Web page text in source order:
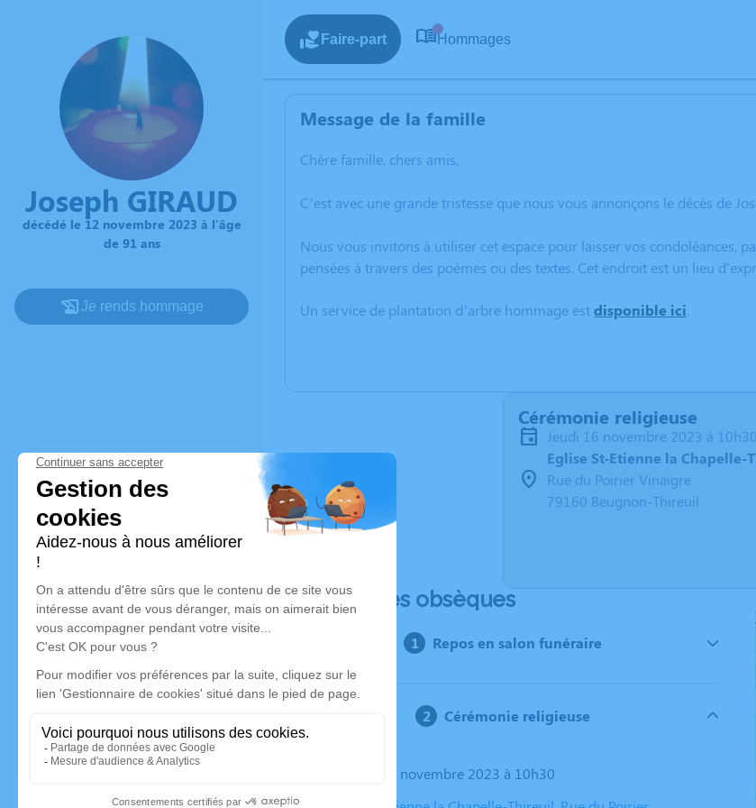
Joseph GIRAUD
décédé le 12 novembre 2023 à l'âge
de 91 ans
Je rends hommage
Faire-part Hommages
Message de la famille
Chère famille, chers amis,
C’est avec une grande tristesse que nous vous annonçons le décès de
Nous vous invitons à utiliser cet espace pour laisser vos condoléances,
pensées à travers des poèmes ou des textes. Cet endroit est un lieu
Un service de plantation d’arbre hommage estdisponible ici.
Cérémonie religieuse
jeudi 16 novembre 2023 à 10h30
Eglise St-Etienne la
Rue du Poirier Vinaigre
79160 Beugnon-Thireuil
Déroulé des obsèques
Repos en salon funéraire
Cérémonie religieuse
Le jeudi 16 novembre 2023 à 10h30